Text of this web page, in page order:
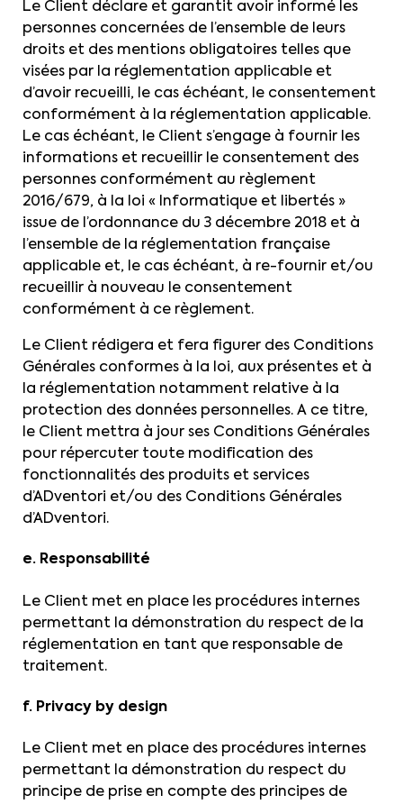
Le Client déclare et garantit avoir informé les
personnes concernées de l’ensemble de leurs
droits et des mentions obligatoires telles que
visées par la réglementation applicable et
d’avoir recueilli, le cas échéant, le consentement
conformément à la réglementation applicable.
Le cas échéant, le Client s’engage à fournir les
informations et recueillir le consentement des
personnes conformément au règlement
2016/679, à la loi « Informatique et libertés »
issue de l’ordonnance du 3 décembre 2018 et à
l’ensemble de la réglementation française
applicable et, le cas échéant, à re-fournir et/ou
recueillir à nouveau le consentement
conformément à ce règlement.
Le Client rédigera et fera figurer des Conditions
Générales conformes à la loi, aux présentes et à
la réglementation notamment relative à la
protection des données personnelles. A ce titre,
le Client mettra à jour ses Conditions Générales
pour répercuter toute modification des
fonctionnalités des produits et services
d’ADventori et/ou des Conditions Générales
d’ADventori.
e. Responsabilité
Le Client met en place les procédures internes
permettant la démonstration du respect de la
réglementation en tant que responsable de
traitement.
f. Privacy by design
Le Client met en place des procédures internes
permettant la démonstration du respect du
principe de prise en compte des principes de